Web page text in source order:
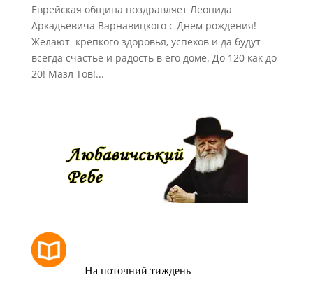
Еврейская община поздравляет Леонида
Аркадьевича Варнавицкого с Днем рождения!
Желают крепкого здоровья, успехов и да будут
всегда счастье и радость в его доме. До 120 как до
20! Мазл Тов!...
На поточний тиждень